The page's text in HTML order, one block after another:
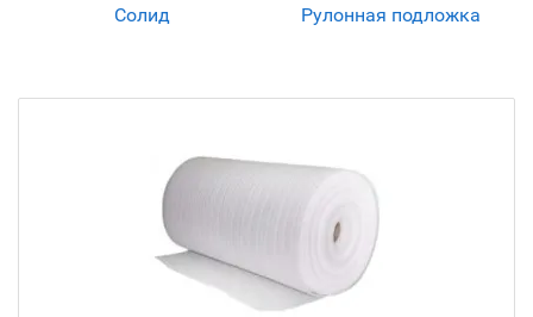
Солид Рулонная подложка